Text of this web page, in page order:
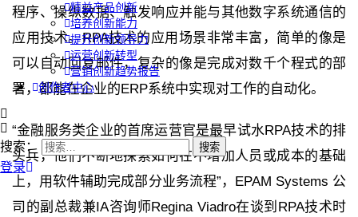
精益产品创新
培养创新能力
提升创新领导力
运营创新转型
营销创新趋势报告
创作者中心
搜索：
登录
程序、操纵数据、触发响应并能与其他数字系统通信的
应用技术。RPA技术的应用场景非常丰富，简单的像是
可以自动回复邮件，复杂的像是完成对数千个程式的部
署，都能在企业的ERP系统中实现对工作的自动化。
“金融服务类企业的首席运营官是最早试水RPA技术的排
头兵，他们不断地探索如何在不增加人员或成本的基础
上，用软件辅助完成部分业务流程”，EPAM Systems 公
司的副总裁兼IA咨询师Regina Viadro在谈到RPA技术时